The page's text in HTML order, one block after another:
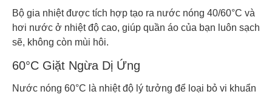
Bộ gia nhiệt được tích hợp tạo ra nước nóng 40/60°C và
hơi nước ở nhiệt độ cao, giúp quần áo của bạn luôn sạch
sẽ, không còn mùi hôi.
60°C Giặt Ngừa Dị Ứng
Nước nóng 60°C là nhiệt độ lý tưởng để loại bỏ vi khuẩn